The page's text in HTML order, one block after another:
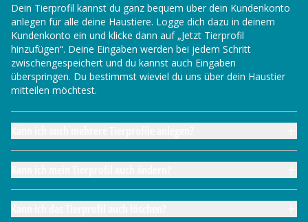
Dein Tierprofil kannst du ganz bequem über dein Kundenkonto
anlegen für alle deine Haustiere. Logge dich dazu in deinem
Kundenkonto ein und klicke dann auf „Jetzt Tierprofil
hinzufügen“. Deine Eingaben werden bei jedem Schritt
zwischengespeichert und du kannst auch Eingaben
überspringen. Du bestimmst wieviel du uns über dein Haustier
mitteilen möchtest.